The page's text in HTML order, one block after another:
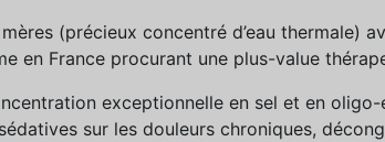
(précieux concentré d’eau thermale)
en France procurant une plus-value
exceptionnelle en sel et en
sur les douleurs chroniques,